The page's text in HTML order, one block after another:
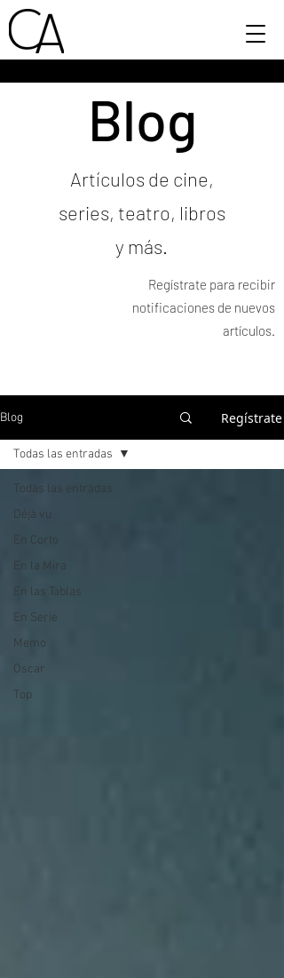
Blog
Artículos de cine,
series, teatro, libros
y más.
Regístrate para recibir
notificaciones de nuevos
artículos.
Blog Regístrate
Todas las entradas
Déjà vu
En Corto
En la Mira
En las Tablas
En Serie
Memo
Oscar
Top
Todas las entradas